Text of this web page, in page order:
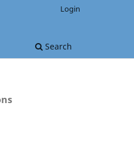
Search
Login